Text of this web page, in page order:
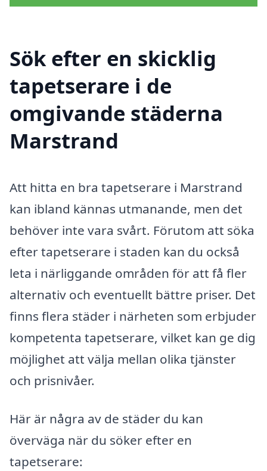
Sök efter en skicklig
tapetserare i de
omgivande städerna
Marstrand
Att hitta en bra tapetserare i Marstrand
kan ibland kännas utmanande, men det
behöver inte vara svårt. Förutom att söka
efter tapetserare i staden kan du också
leta i närliggande områden för att få fler
alternativ och eventuellt bättre priser. Det
finns flera städer i närheten som erbjuder
kompetenta tapetserare, vilket kan ge dig
möjlighet att välja mellan olika tjänster
och prisnivåer.
Här är några av de städer du kan
överväga när du söker efter en
tapetserare: